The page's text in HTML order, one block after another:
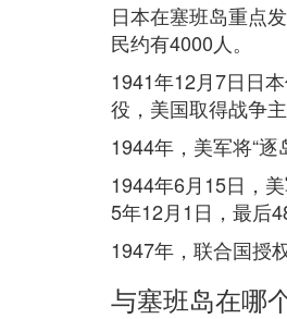
日本在塞班岛重点
民约有4000人。
1941年12月7日日
役，美国取得战争主
1944年，美军将“
1944年6月15日，
5年12月1日，最后
1947年，联合国授
与塞班岛在哪